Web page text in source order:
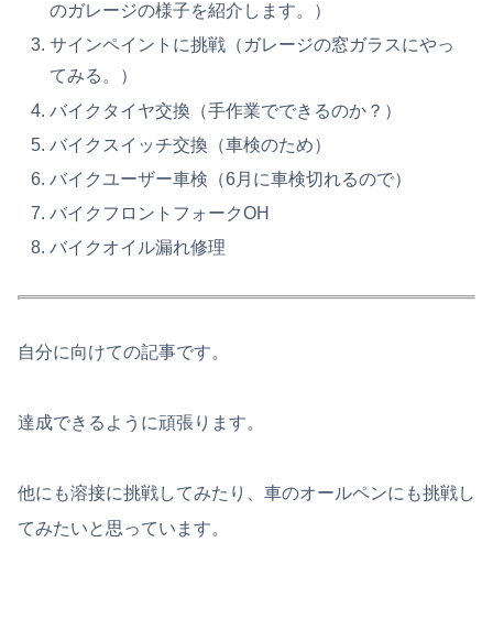
のガレージの様子を紹介します。）
サインペイントに挑戦（ガレージの窓ガラスにやっ
てみる。）
バイクタイヤ交換（手作業でできるのか？）
バイクスイッチ交換（車検のため）
バイクユーザー車検（6月に車検切れるので）
バイクフロントフォークOH
バイクオイル漏れ修理
自分に向けての記事です。
達成できるように頑張ります。
他にも溶接に挑戦してみたり、車のオールペンにも挑戦し
てみたいと思っています。